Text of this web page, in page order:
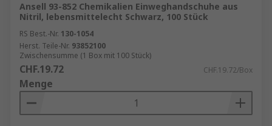
Ansell 93-852 Chemikalien Einweghandschuhe aus
Nitril, lebensmittelecht Schwarz, 100 Stück
RS Best.-Nr. 130-1054
Herst. Teile-Nr. 93852100
Zwischensumme (1 Box mit 100 Stück)
CHF.19.72 CHF.19.72/Box
Menge